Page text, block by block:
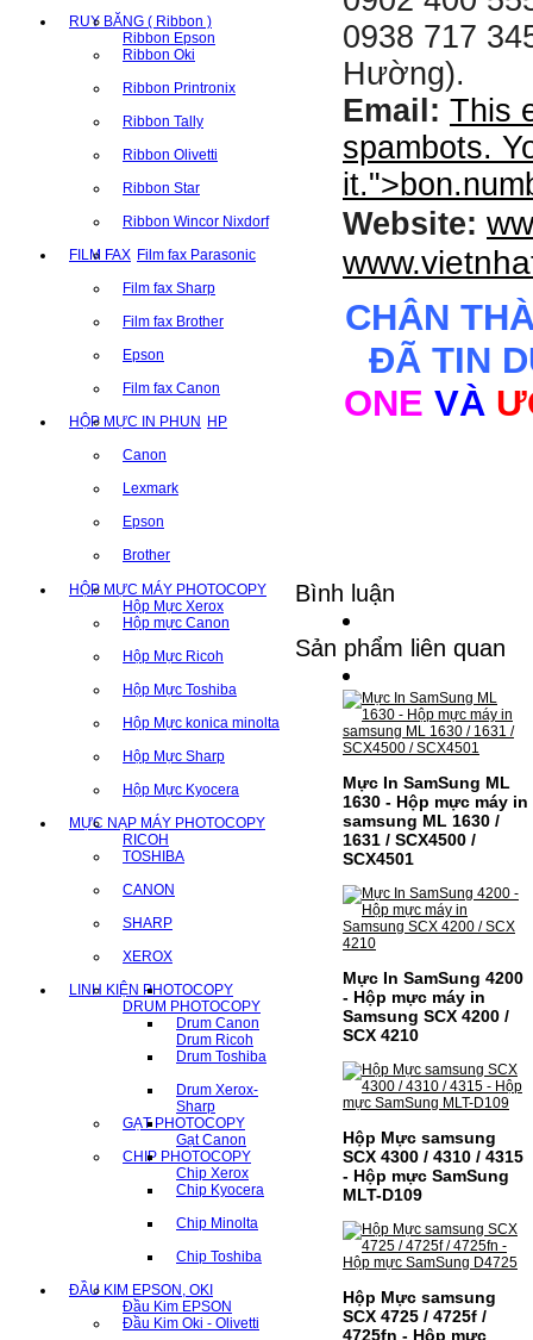
RUY BĂNG ( Ribbon )
Ribbon Epson
Ribbon Oki
Ribbon Printronix
Ribbon Tally
Ribbon Olivetti
Ribbon Star
Ribbon Wincor Nixdorf
FILM FAX Film fax Parasonic
Film fax Sharp
Film fax Brother
Epson
Film fax Canon
HỘP MỰC IN PHUN HP
Canon
Lexmark
Epson
Brother
HỘP MỰC MÁY PHOTOCOPY
Hộp Mực Xerox
Hộp mực Canon
Hộp Mực Ricoh
Hộp Mực Toshiba
Hộp Mực konica minolta
Hộp Mực Sharp
Hộp Mực Kyocera
MỰC NẠP MÁY PHOTOCOPY
RICOH
TOSHIBA
CANON
SHARP
XEROX
LINH KIỆN PHOTOCOPY
DRUM PHOTOCOPY
Drum Canon
Drum Ricoh
Drum Toshiba
Drum Xerox-
Sharp
GẠT PHOTOCOPY
Gạt Canon
CHIP PHOTOCOPY
Chip Xerox
Chip Kyocera
Chip Minolta
Chip Toshiba
ĐẦU KIM EPSON, OKI
Đầu Kim EPSON
Đầu Kim Oki - Olivetti
0938 717
Hường).
Email: This
spambots.
it.">
Website:
CHÂN
ĐÃ TIN
ONE VÀ
Bình luận
Sản phẩm liên quan
Mực In SamSung ML
1630 - Hộp mực máy in
samsung ML 1630 /
1631 / SCX4500 /
SCX4501
Mực In SamSung 4200
- Hộp mực máy in
Samsung SCX 4200 /
SCX 4210
Hộp Mực samsung
SCX 4300 / 4310 / 4315
- Hộp mực SamSung
MLT-D109
Hộp Mực samsung
SCX 4725 / 4725f /
4725fn - Hộp mực